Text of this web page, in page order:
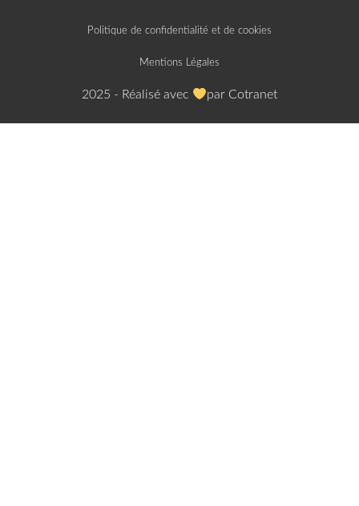
Politique de confidentialité et de cookies
Mentions Légales
2025 - Réalisé avec par Cotranet